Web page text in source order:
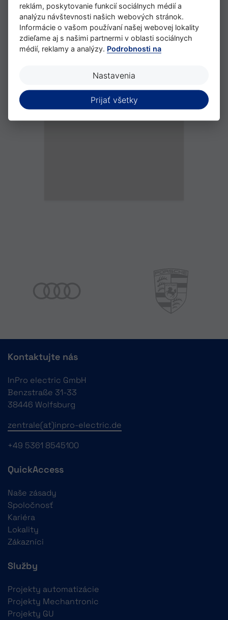
Kontaktujte nás
InPro electric GmbH
Benzstraße 31-33
38446 Wolfsburg
zentrale(at)inpro-electric.de
+49 5361 8545100
QuickAccess
Naše zásady
Spoločnosť
Kariéra
Lokality
Zákazníci
Služby
Projekty automatizácie
Projekty Mechantronic
Projekty GU
reklám, poskytovanie funkcií sociálnych médií a
analýzu návštevnosti našich webových stránok.
Informácie o vašom používaní našej webovej lokality
zdieľame aj s našimi partnermi v oblasti sociálnych
médií, reklamy a analýzy. Podrobnosti na
Nastavenia
Prijať všetky